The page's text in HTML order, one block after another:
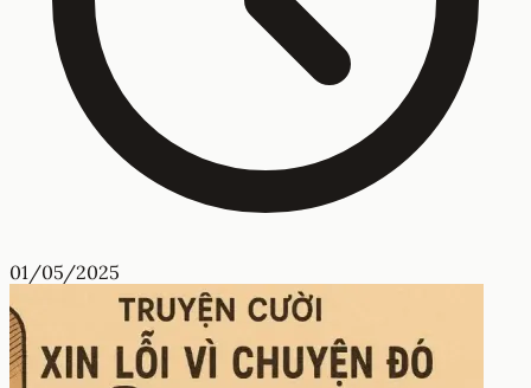
01/05/2025